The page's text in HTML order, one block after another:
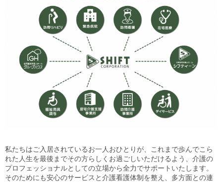
私たちはご入居されているお一人おひとりが、これまで歩んでこら
れた人生を最後までその方らしくお過ごしいただけるよう、介護の
プロフェッショナルとしての立場から全力でサポートいたします。
そのためにも安心のサービスと介護看護体制を整え、多方面との連